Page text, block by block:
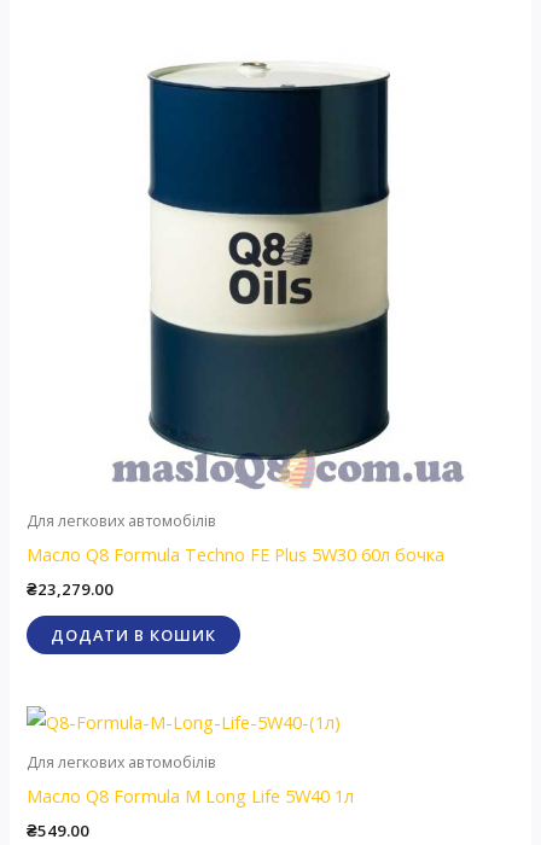
Для легкових автомобілів
Масло Q8 Formula Techno FE Plus 5W30 60л бочка
₴23,279.00
ДОДАТИ В КОШИК
Для легкових автомобілів
Масло Q8 Formula M Long Life 5W40 1л
₴549.00